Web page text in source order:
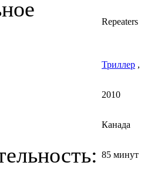
Repeaters
Триллер
2010
Канада
85 минут